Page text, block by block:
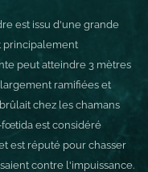
est issu d'une grande
principalement
peut atteindre 3 mètres
ramifiées et
chez les chamans
fœtida est considéré
est réputé pour chasser
contre l'impuissance.